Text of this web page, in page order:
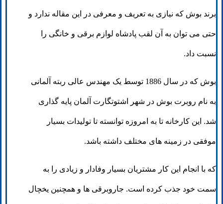
برند بوش که نیازی به تعریف و معرفی در این مقاله ندارد و
حتی می توان به آن لقب پادشاه لوازم برقی و خانگی را
نسبت داد.
بوش که در سال 1886 توسط یک مهندس عالی ربته آلمانی
به نام روبرت بوش در شهر اشتوتگارت آلمان پایه گذاری
شد. این کارخانه تا به امروزه توانسته تا تولیدات بسیار
موفقی در زمینه های مختلف داشته باشد.
که با انجام این کار مشتریان بسیار وفادار و زیادی را به
سمت خود جذب کرده است. جاروبرقی ها و همچنین یخچال